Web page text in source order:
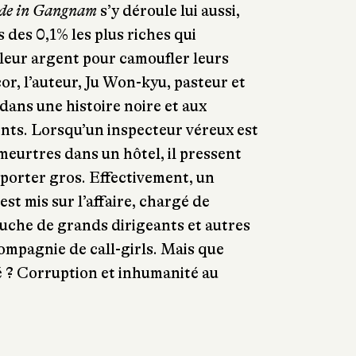
in Gangnam s’y déroule lui aussi,
0,1% les plus riches qui
argent pour camoufler leurs
l’auteur, Ju Won-kyu, pasteur et
une histoire noire et aux
Lorsqu’un inspecteur véreux est
dans un hôtel, il pressent
gros. Effectivement, un
mis sur l’affaire, chargé de
de grands dirigeants et autres
de call-girls. Mais que
? Corruption et inhumanité au